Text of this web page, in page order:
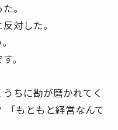
。
対した。
。
ちに勘が磨かれてく
「もともと経営なんて